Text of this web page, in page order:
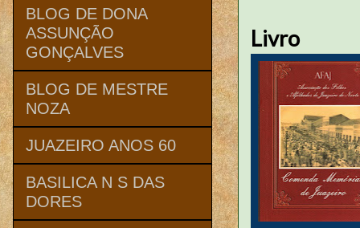
Livro
BLOG DE DONA
ASSUNÇÃO
GONÇALVES
BLOG DE MESTRE
NOZA
JUAZEIRO ANOS 60
BASILICA N S DAS
DORES